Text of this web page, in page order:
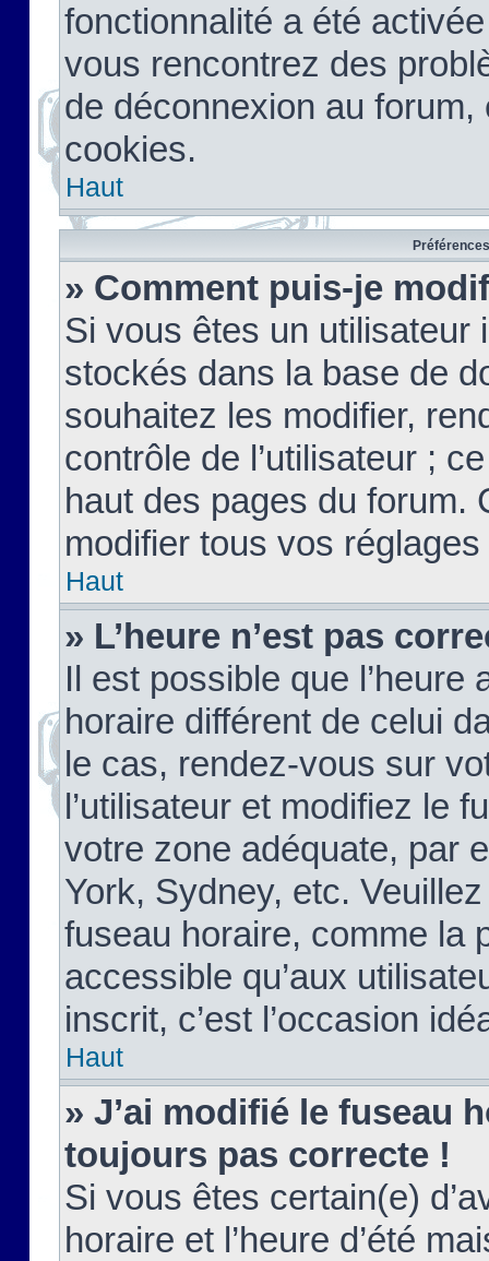
fonctionnalité a été
vous rencontrez des
de déconnexion au
cookies.
Haut
» Comment puis-je
Si vous êtes un
stockés dans la base de
souhaitez les modifier,
contrôle de l’utilisateur ;
haut des pages du forum.
modifier tous vos
Haut
» L’heure n’est pas
Il est possible que
horaire différent de celui
le cas, rendez-vous sur
l’utilisateur et modifiez le
votre zone adéquate, par
York, Sydney, etc.
fuseau horaire, comme la
accessible qu’aux
inscrit, c’est l’occasion
Haut
» J’ai modifié le fuseau
toujours pas correcte !
Si vous êtes certain(e)
horaire et l’heure d’été